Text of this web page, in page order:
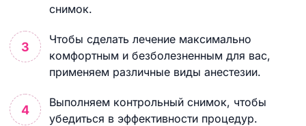
снимок.
Чтобы сделать лечение максимально
комфортным и безболезненным для вас,
применяем различные виды анестезии.
Выполняем контрольный снимок, чтобы
убедиться в эффективности процедур.